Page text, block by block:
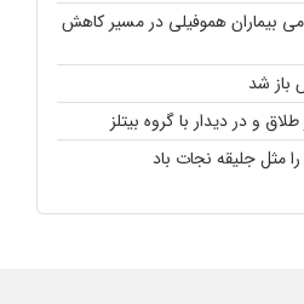
بیماران هموفیلی در مسیر کاهش
باز شد
و در دیدار با گروه بیتلز
مثل جلیقه نجات باد